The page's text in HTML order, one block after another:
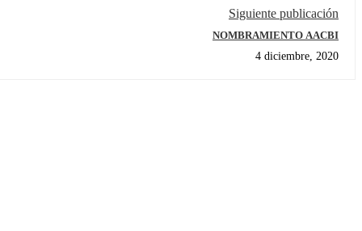
Siguiente publicación
NOMBRAMIENTO AACBI
4 diciembre, 2020